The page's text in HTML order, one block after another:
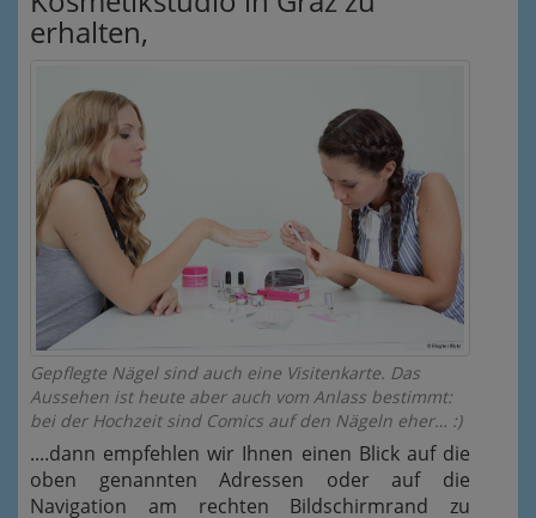
erhalten,
Gepflegte Nägel sind auch eine Visitenkarte. Das
Aussehen ist heute aber auch vom Anlass bestimmt:
bei der Hochzeit sind Comics auf den Nägeln eher… :)
....dann empfehlen wir Ihnen einen Blick auf die
oben genannten Adressen oder auf die
Navigation am rechten Bildschirmrand zu